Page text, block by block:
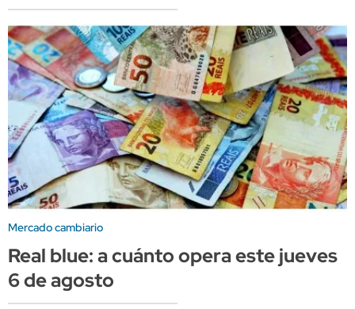
Mercado cambiario
Real blue: a cuánto opera este jueves
6 de agosto